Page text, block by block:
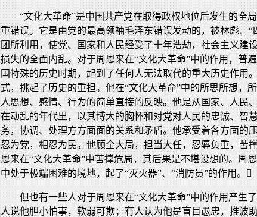
“文化大革命”是中国共产党在取得政权地位后发生的全
重错误。它是由党的最高领袖毛泽东错误发动的，被林彪、“
团所利用，使党、国家和人民经受了十年浩劫，社会主义建
损失的全面内乱。对于周恩来在“文化大革命”中的作用，普
国特殊的历史时期，起到了任何人无法取代的重大历史作用
式，挑起了历史的重担。他在“文化大革命”中的所思所想，
人思想、感情、行为的简单直接的反映。他是从国家、人民
在动乱的年代里，以其博大的胸怀和对党对人民的忠诚、智
务，协调、处理方方面面的关系和矛盾。他承受着各方面的
忍为党，相忍为民。他顾全大局，担当大任，忍辱负重，苦
恩来在“文化大革命”中苦撑危局，其后果是不堪设想的。周
中处于极端困难的境地，起了“灭火器”、“消防员”的作用。
但也有一些人对于周恩来在“文化大革命”中的作用产生
人说他胆小怕事，软弱可欺；有人认为他是盲目愚忠，推波